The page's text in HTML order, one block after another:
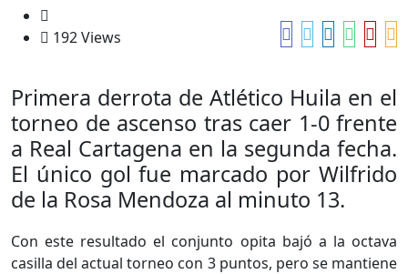
192 Views
Primera derrota de Atlético Huila en el
torneo de ascenso tras caer 1-0 frente
a Real Cartagena en la segunda fecha.
El único gol fue marcado por Wilfrido
de la Rosa Mendoza al minuto 13.
Con este resultado el conjunto opita bajó a la octava
casilla del actual torneo con 3 puntos, pero se mantiene